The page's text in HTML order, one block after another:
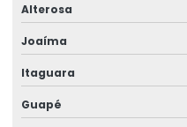
Alterosa
Joaíma
Itaguara
Guapé